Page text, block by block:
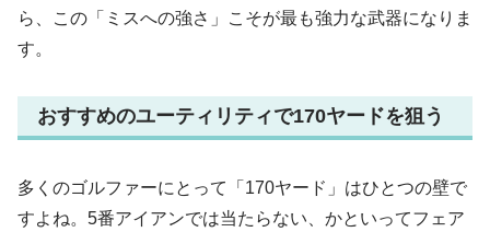
ら、この「ミスへの強さ」こそが最も強力な武器になりま
す。
おすすめのユーティリティで170ヤードを狙う
多くのゴルファーにとって「170ヤード」はひとつの壁で
すよね。5番アイアンでは当たらない、かといってフェア